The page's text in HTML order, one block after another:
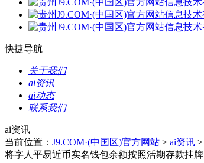
快捷导航
关于我们
ai资讯
ai动态
联系我们
ai资讯
当前位置： J9.COM·(中国区)官方网站 > ai资讯 >
将字人平易近币实名钱包余额按照活期存款挂牌